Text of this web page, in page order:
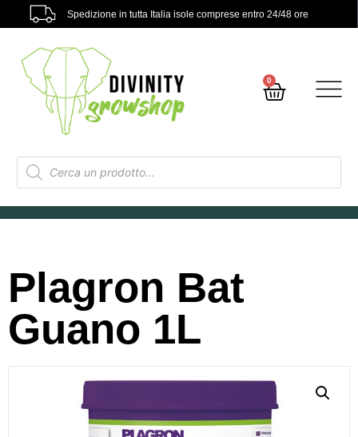
Spedizione in tutta Italia isole comprese entro 24/48 ore
0
Plagron Bat
Guano 1L